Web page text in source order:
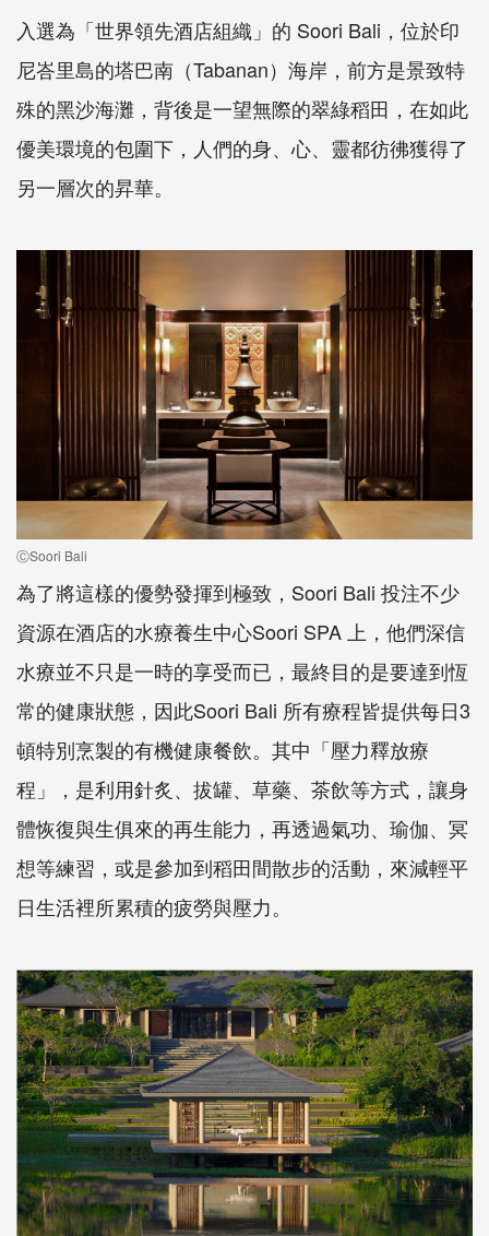
入選為「世界領先酒店組織」的 Soori Bali，位於印
尼峇里島的塔巴南（Tabanan）海岸，前方是景致特
殊的黑沙海灘，背後是一望無際的翠綠稻田，在如此
優美環境的包圍下，人們的身、心、靈都彷彿獲得了
另一層次的昇華。
ⒸSoori Bali
為了將這樣的優勢發揮到極致，Soori Bali 投注不少
資源在酒店的水療養生中心Soori SPA 上，他們深信
水療並不只是一時的享受而已，最終目的是要達到恆
常的健康狀態，因此Soori Bali 所有療程皆提供每日3
頓特別烹製的有機健康餐飲。其中「壓力釋放療
程」，是利用針炙、拔罐、草藥、茶飲等方式，讓身
體恢復與生俱來的再生能力，再透過氣功、瑜伽、冥
想等練習，或是參加到稻田間散步的活動，來減輕平
日生活裡所累積的疲勞與壓力。